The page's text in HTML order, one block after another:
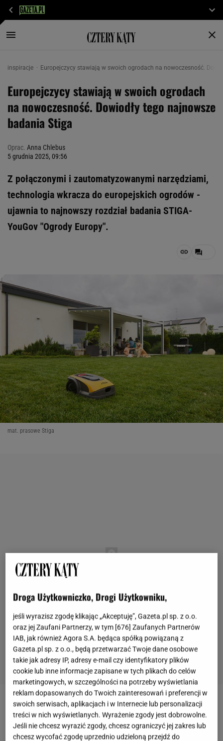
inspiracje Europejczycy stawiają w swoich ogrodach na nowoczesność.
Europejczycy stawiają w swoich ogrodach
na nowoczesność. Dowiodły tego najnowsze
badania Stiga
Oprac. Anna Chlebus
5 grudnia 2025, 09:56
Z połączonymi i zautomatyzowanymi narzędziami,
technologia wkracza do europejskich ogrodów -
ujawnia to najnowszy rozdział badania STIGA-
YouGov "Ogrody Europy".
mat. prasowe Stiga
Europejczycy kochają swoje ogrody
Przyszłość pielęgnacji ogrodu staje się coraz
Droga Użytkowniczko, Drogi Użytkowniku,
jeśli wyrazisz zgodę klikając „Akceptuję”, Gazeta.pl sp. z o.o.
oraz jej Zaufani Partnerzy, w tym [676] Zaufanych Partnerów
IAB, jak również Agora S.A. będąca spółką powiązaną z
Gazeta.pl sp. z o.o., będą przetwarzać Twoje dane osobowe
takie jak adresy IP, adresy e-mail czy identyfikatory plików
cookie lub inne informacje zapisane w tych plikach do celów
marketingowych, w szczególności na potrzeby wyświetlania
reklam dopasowanych do Twoich zainteresowań i preferencji w
swoich serwisach, aplikacjach i w Internecie lub personalizacji
treści w nich wyświetlanych. Wyrażenie zgody jest dobrowolne.
Jeśli nie chcesz wyrazić zgody, chcesz ograniczyć jej zakres lub
chcesz wycofać zgodę uprzednio udzieloną przejdź do